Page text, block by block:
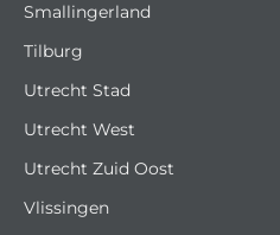
Smallingerland
Tilburg
Utrecht Stad
Utrecht West
Utrecht Zuid Oost
Vlissingen